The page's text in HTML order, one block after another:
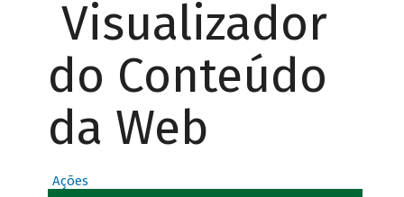
Visualizador
do Conteúdo
da Web
Ações